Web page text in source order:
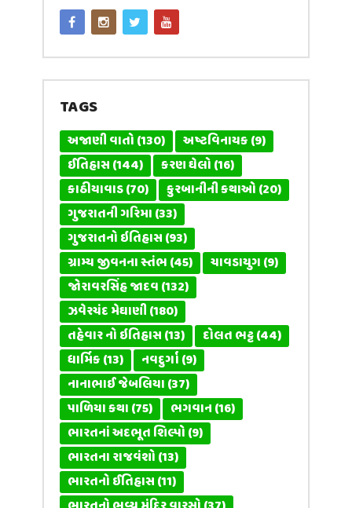
TAGS
અજાણી વાતો(130) અષ્ટવિનાયક(9)
ઈતિહાસ(144) કરણ ઘેલો(16)
કાઠીયાવાડ(70) કુરબાનીની કથાઓ(20)
ગુજરાતની ગરિમા(33)
ગુજરાતનો ઇતિહાસ(93)
ગ્રામ્ય જીવનના સ્તંભ(45) ચાવડાયુગ(9)
જોરાવરસિંહ જાદવ(132)
ઝવેરચંદ મેઘાણી(180)
તહેવાર નો ઇતિહાસ(13) દોલત ભટ્ટ(44)
ધાર્મિક(13) નવદુર્ગા(9)
નાનાભાઈ જેબલિયા(37)
પાળિયા કથા(75) ભગવાન(16)
ભારતનાં અદભૂત શિલ્પો(9)
ભારતના રાજવંશો(13)
ભારતનો ઈતિહાસ(11)